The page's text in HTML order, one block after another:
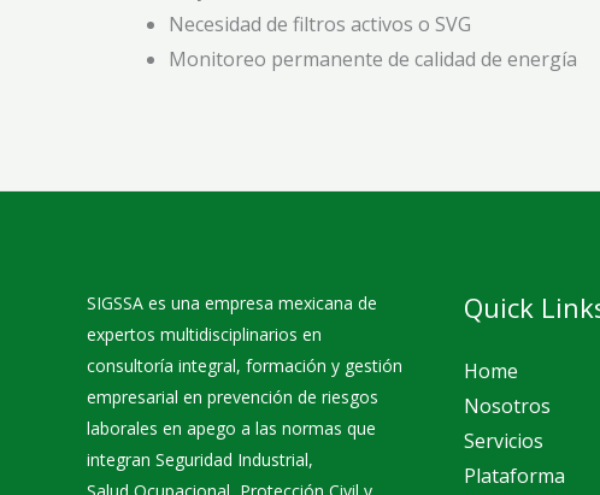
Necesidad de filtros activos o SVG
Monitoreo permanente de calidad de energía
SIGSSA es una empresa mexicana de
expertos multidisciplinarios en
consultoría integral, formación y gestión
empresarial en prevención de riesgos
laborales en apego a las normas que
integran Seguridad Industrial,
Quick
Home
Nosotros
Servicios
Plataforma